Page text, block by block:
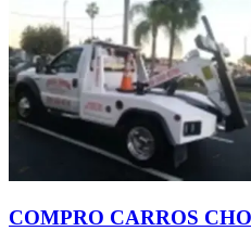
COMPRO CARROS